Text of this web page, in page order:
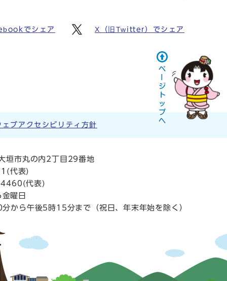
でシェア X（旧Twitter）でシェア
ェブアクセシビリティ方針
垣市丸の内2丁目29番地
(代表)
代表)
曜日
から午後5時15分まで（祝日、年末年始を除く）